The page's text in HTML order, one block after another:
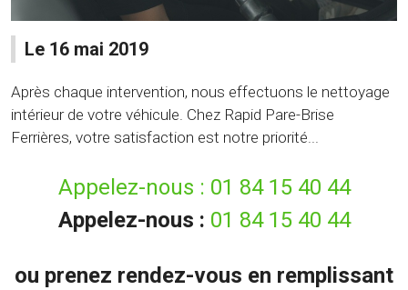
Le 16 mai 2019
Après chaque intervention, nous effectuons le nettoyage
intérieur de votre véhicule. Chez Rapid Pare-Brise
Ferrières, votre satisfaction est notre priorité...
Appelez-nous : 01 84 15 40 44
Appelez-nous : 01 84 15 40 44
ou prenez rendez-vous en remplissant